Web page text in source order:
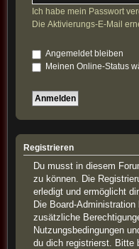
Ich habe mein Passwort
Die Aktivierungs-E-Mail
Angemeldet bleiben
Meinen Online-Status
Registrieren
Du musst in diesem
zu können. Die
erledigt und ermöglicht
Die Board-
zusätzliche
Nutzungsbedingungen
du dich registrierst. Bitte